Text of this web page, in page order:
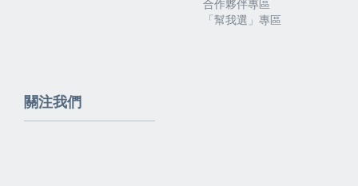
合作夥伴專區
「幫我選」專區
關注我們